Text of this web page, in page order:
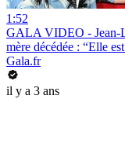
1:52
GALA VIDEO - Jean-
mère décédée : “Elle
Gala.fr
il y a 3 ans